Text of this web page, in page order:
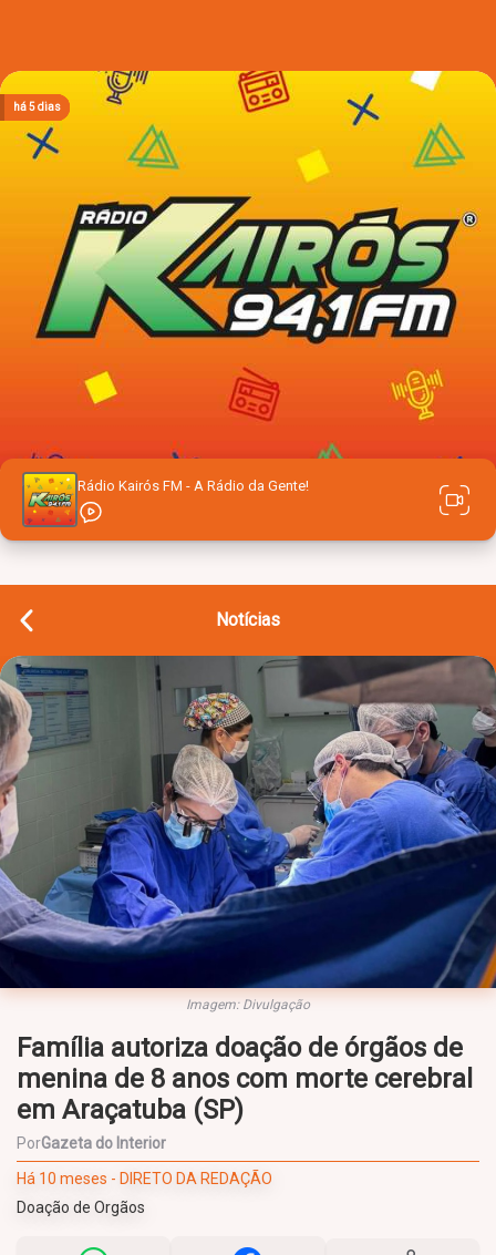
Rádio Kairós FM - A Rádio da Gente!
Notícias
Imagem: Divulgação
Família autoriza doação de órgãos de
menina de 8 anos com morte cerebral
em Araçatuba (SP)
PorGazeta do Interior
Há 10 meses - DIRETO DA REDAÇÃO
Doação de Orgãos
há 2 dias
há 2 dias
há 2 dias
há 2 dias
há 5 dias